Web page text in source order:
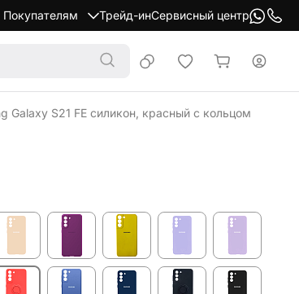
Покупателям Трейд-инСервисный центр
Galaxy S21 FE силикон, красный с кольцом